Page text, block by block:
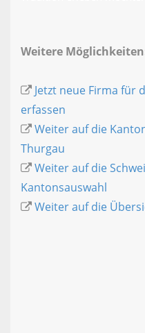
Weitere
Jetzt neue Firma für
erfassen
Weiter auf die
Thurgau
Weiter auf die
Kantonsauswahl
Weiter auf die